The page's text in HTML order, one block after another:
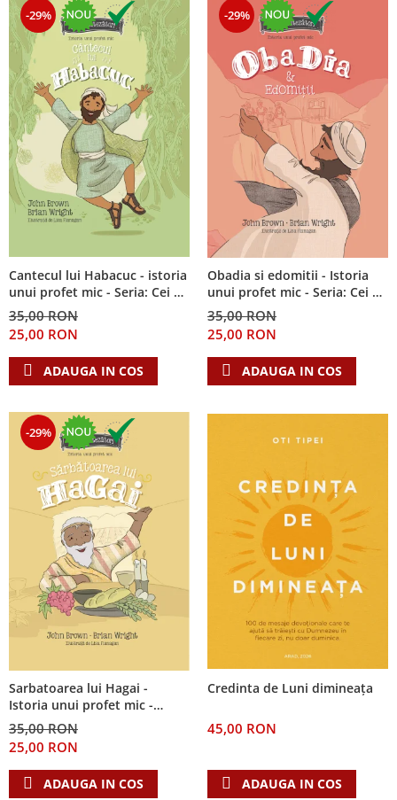
-29%
Cantecul lui Habacuc - istoria
unui profet mic - Seria: Cei 12
cutezatori
35,00 RON
25,00 RON
ADAUGA IN COS
-29%
Obadia si edomitii - Istoria
unui profet mic - Seria: Cei 12
cutezatori
35,00 RON
25,00 RON
ADAUGA IN COS
-29%
Sarbatoarea lui Hagai -
Istoria unui profet mic -
Seria: Cei 12 cutezatori
35,00 RON
25,00 RON
ADAUGA IN COS
Credinta de Luni dimineața
45,00 RON
ADAUGA IN COS